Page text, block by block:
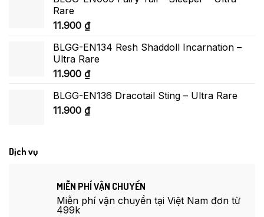
Rare
11.900 ₫
BLGG-EN134 Resh Shaddoll Incarnation –
Ultra Rare
11.900 ₫
BLGG-EN136 Dracotail Sting – Ultra Rare
11.900 ₫
Dịch vụ
MIỄN PHÍ VẬN CHUYỂN
Miễn phí vận chuyển tại Việt Nam đơn từ
499k